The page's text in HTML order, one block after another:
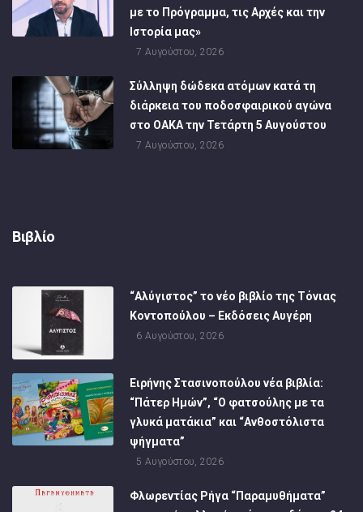
με το Πρόγραμμα, τις Αρχές και την
Ιστορία μας»
7 Αυγούστου, 2026
Σύλληψη δώδεκα ατόμων κατά τη
διάρκεια του ποδοσφαιρικού αγώνα
στο ΟΑΚΑ την Τετάρτη 5 Αυγούστου
7 Αυγούστου, 2026
Βιβλίο
“Αλύγιστος” το νέο βιβλίο της Τόνιας
Κοντοπούλου – Εκδόσεις Αυγέρη
6 Αυγούστου, 2026
Ειρήνης Στασινοπούλου νέα βιβλία:
“Πάτερ Ημών”, “Ο φατσούλης με τα
γλυκά ματάκια” και “Ανθοστόλιστα
ψήγματα”
5 Αυγούστου, 2026
Φλωρεντίας Ρήγα “Παραμυθήματα”